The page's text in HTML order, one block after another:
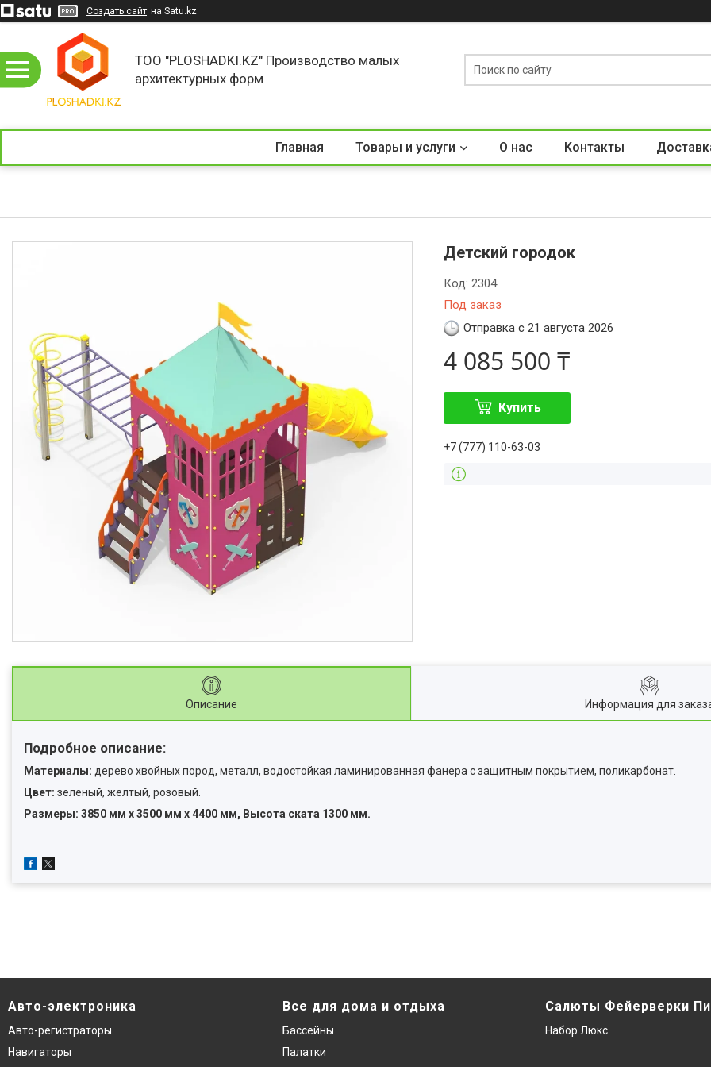
Создать сайт на Satu.kz
ТОО "PLOSHADKI.KZ" Производство малых
архитектурных форм
Главная Товары и услуги О нас Контакты
Детский городок
Под заказ
Код:2304
Отправка с 21 августа 2026
4 085 500 ₸
Купить
+7 (777) 110-63-03
Описание Информация для
Подробное описание:
Материалы: дерево хвойных пород, металл, водостойкая ламинированная фанера с защитным покрытием, поликарбонат.
Цвет: зеленый, желтый, розовый.
Размеры: 3850 мм х 3500 мм х 4400 мм, Высота ската 1300 мм.
Авто-электроника
Авто-регистраторы
Навигаторы
Все для дома и отдыха
Бассейны
Палатки
Салюты Фейерверки
Набор Люкс